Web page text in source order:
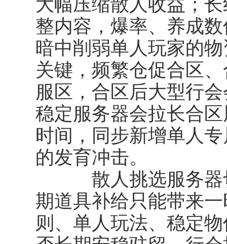
整内容，爆率、养成
暗中削弱单人玩家的
关键，频繁仓促合区
服区，合区后大型行
稳定服务器会拉长合
时间，同步新增单人
的发育冲击。
散人挑选服务器切
期道具补给只能带来
则、单人玩法、稳定